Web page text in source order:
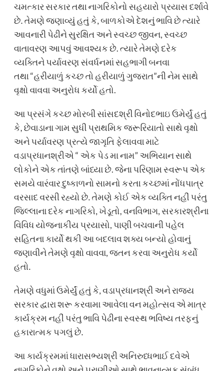
ચમત્કાર સરકાર તથા નાગરિકોનો સહયારો પ્રયાસ દર્શાવે
છે. તેમણે જણાવ્યું હતું કે, બાળકોએ દેશનું ભાવિ છે ત્યારે
આવનારી પેઢીને સુરક્ષિત અને સ્વચ્છ જીવન, સ્વચ્છ
વાતાવરણ આપવું આવશ્યક છે. ત્યારે તેમણે દરેક
વ્યક્તિને પર્યાવરણ સંવર્ધનમાં સહભાગી બનવા
તથા “હરીયાળું કચ્છ તો હરીયાળું ગુજરાત”ની નેમ સાથે
વૃક્ષો વાવવા અનુરોધ કર્યો હતો.
આ પ્રસંગે કચ્છ મોરબી સાંસદશ્રી વિનોદભાઇ ઉમેર્યું હતું
કે, છેવાડાના ગામ સુધી પ્રાથમિક જરૂરિયાતો સાથે વૃક્ષો
અને પર્યાવરણ પ્રત્યે જાગૃતિ ફેલાવવા માટે
વડાપ્રધાનશ્રીએ “ એક પેડ મા નામ” અભિયાન સાથે
લોકોને એક તાંતણે બાંધ્યા છે. જેના પરિણામ સ્વરૂપ એક
સમયે વારંવાર દુષ્કાળનો સામનો કરતા કચ્છમાં નોંધપાત્ર
વરસાદ વરસી રહ્યો છે. તેમણે કોઈ એક વ્યક્તિ નહીં પરંતુ
જિલ્લાના દરેક નાગરિકો, ખેડૂતો, વનવિભાગ, સરકારશ્રીના
વિવિધ યોજનાકીય પ્રયાસો, પાણી બચવાની પહેલ
સહિતના કાર્યો થકી આ બદલાવ શક્ય બન્યો હોવાનું
જણાવીને તેમણે વૃક્ષો વાવવા, જતન કરવા અનુરોધ કર્યો
હતો.
તેમણે વધુમાં ઉમેર્યું હતું કે, વડાપ્રધાનશ્રી અને રાજ્ય
સરકાર દ્વારા શરૂ કરવામા આવેલા વન મહોત્સવ એ માત્ર
કાર્યક્રમ નહીં પરંતુ ભાવિ પેઢીના સ્વસ્થ ભવિષ્ય તરફનું
હકારાત્મક પગલું છે.
આ કાર્યક્રમમાં ધારાસભ્યશ્રી અનિરુધ્ધભાઈ દવેએ